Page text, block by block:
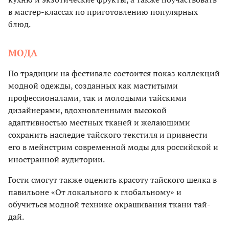
в мастер-классах по приготовлению популярных
блюд.
МОДА
По традиции на фестивале состоится показ коллекций
модной одежды, созданных как маститыми
профессионалами, так и молодыми тайскими
дизайнерами, вдохновленными высокой
адаптивностью местных тканей и желающими
сохранить наследие тайского текстиля и привнести
его в мейнстрим современной моды для российской и
иностранной аудитории.
Гости смогут также оценить красоту тайского шелка в
павильоне «От локального к глобальному» и
обучиться модной технике окрашивания ткани тай-
дай.